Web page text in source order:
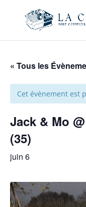
« Tous les
Cet évènement est
Jack & Mo
(35)
juin 6